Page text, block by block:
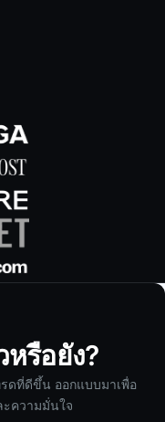
รือยัง?
ดที่ดีขึ้น ออกแบบมาเพื่อ
ความมั่นใจ